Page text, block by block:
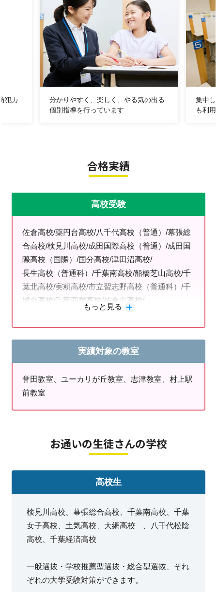
誉田中は夏休みがあけてすぐ、９月７日・８日が２回目
の定期テストです。
当教室では、夏期講習の中でテスト対策授業を行い、
夏休み中の学習習慣を維持し、成績UPに繋げていきま
《９/２７（日）実施 英検申込開始
しました》
《夏期講習受付中！》
授業内容・スケジュールを決定するオーダーメイドの夏
期講習です。
●苦手科目を克服したい
●次の定期テストの点数を上げたい
●受験に向けて勉強を始めたい
お子様それぞれの目的に合わせて、最適な学習計画を作
成し講習を行います。
総体やコンクールなど、部活動最後の大会が終わってか
ら受験勉強を始める予定の中３生や、
他の習いごとや部活動が忙しいお子様も、スケジュール
講習開始前に、、
いしながら、
入塾をお受付しております。
夏休みの期間のみの受講ももちろん
可能です。お気軽にご相談くださ
い！
犯カ
分かりやすく、楽しく、やる気の出る
個別指導を行っています
集中
も利
合格実績
高校受験
佐倉高校/薬円台高校/八千代高校（普通）/幕張総
合高校/検見川高校/成田国際高校（普通）/成田国
際高校（国際）/国分高校/津田沼高校/
長生高校（普通科）/千葉南高校/船橋芝山高校/千
葉北高校/実籾高校/市立習志野高校（普通科）/千
城台高校/千葉商業高校/佐倉東高校/
代東高校/八千代西高校/四街道北高校/浦安高校/市
原八幡高校/大網高校（普通）/大網高校（農業）/
生浜高校/泉高校
市原中央/千葉明徳/千葉敬愛/千葉経済/成田/日大習
志野/東葉/日出/国府台女子/八千代松陰/秀明八千代
千葉英和/東京学館/東京学館船橋/千葉黎明/茂原北
もっと見る
実績対象の教室
誉田教室、ユーカリが丘教室、志津教室、村上駅
前教室
お通いの生徒さんの学校
高校生
検見川高校、幕張総合高校、千葉南高校、千葉
女子高校、土気高校、大網高校 、八千代松陰
高校、千葉経済高校
一般選抜・学校推薦型選抜・総合型選抜、それ
ぞれの大学受験対策ができます。